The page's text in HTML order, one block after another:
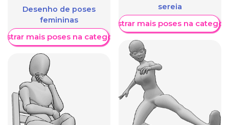
Desenho de poses
femininas
mais poses na categoria
sereia
Mostrar mais poses na